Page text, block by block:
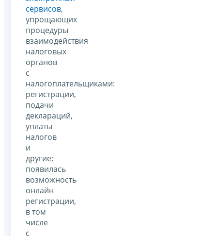
сервисов,
упрощающих
процедуры
взаимодействия
налоговых
органов
с
налогоплательщиками:
регистрации,
подачи
деклараций,
уплаты
налогов
и
другие;
появилась
возможность
онлайн
регистрации,
в том
числе
с